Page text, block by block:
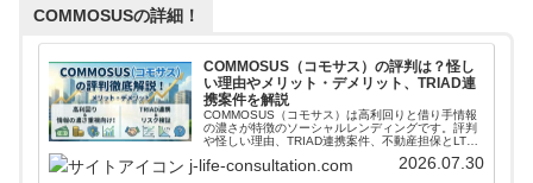
COMMOSUSの詳細！
COMMOSUS（コモサス）の評判は？怪し
い理由やメリット・デメリット、TRIAD連
携案件を解説
COMMOSUS（コモサス）は高利回りと借り手情報
の濃さが特徴のソーシャルレンディングです。評判
や怪しい理由、TRIAD連携案件、不動産担保とLTV
解説します。
j-life-consultation.com 2026.07.30